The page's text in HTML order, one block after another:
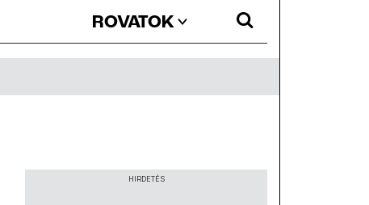
ROVATOK
HIRDETÉS